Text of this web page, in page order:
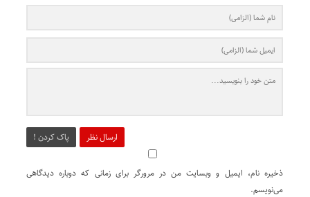
ارسال نظر پاک کردن !
ذخیره نام، ایمیل و وبسایت من در مرورگر برای زمانی که دوباره دیدگاهی
می‌نویسم.